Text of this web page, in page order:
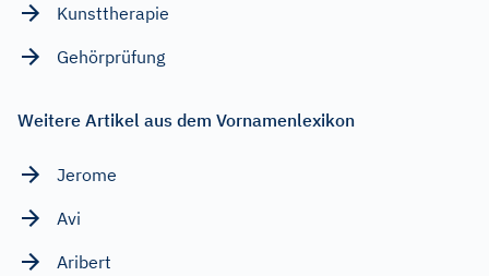
Kunsttherapie
Gehörprüfung
Weitere Artikel aus dem Vornamenlexikon
Jerome
Avi
Aribert